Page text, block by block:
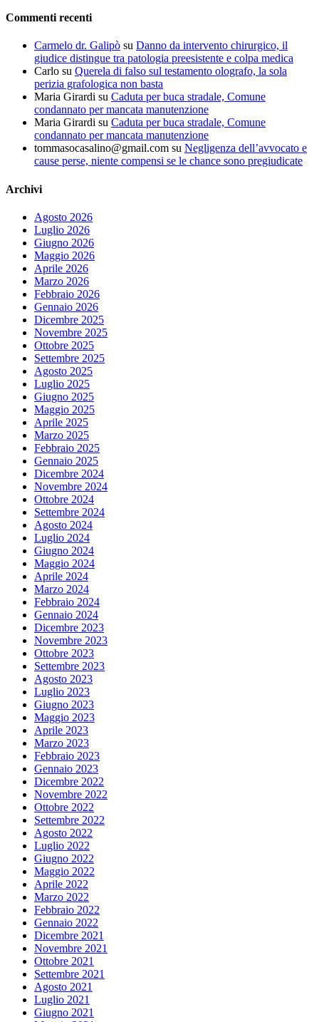
Commenti recenti
Carmelo dr. Galipò su Danno da intervento chirurgico, il
giudice distingue tra patologia preesistente e colpa medica
Carlo su Querela di falso sul testamento olografo, la sola
perizia grafologica non basta
Maria Girardi su Caduta per buca stradale, Comune
condannato per mancata manutenzione
Maria Girardi su Caduta per buca stradale, Comune
condannato per mancata manutenzione
tommasocasalino@gmail.com su Negligenza dell’avvocato e
cause perse, niente compensi se le chance sono pregiudicate
Archivi
Agosto 2026
Luglio 2026
Giugno 2026
Maggio 2026
Aprile 2026
Marzo 2026
Febbraio 2026
Gennaio 2026
Dicembre 2025
Novembre 2025
Ottobre 2025
Settembre 2025
Agosto 2025
Luglio 2025
Giugno 2025
Maggio 2025
Aprile 2025
Marzo 2025
Febbraio 2025
Gennaio 2025
Dicembre 2024
Novembre 2024
Ottobre 2024
Settembre 2024
Agosto 2024
Luglio 2024
Giugno 2024
Maggio 2024
Aprile 2024
Marzo 2024
Febbraio 2024
Gennaio 2024
Dicembre 2023
Novembre 2023
Ottobre 2023
Settembre 2023
Agosto 2023
Luglio 2023
Giugno 2023
Maggio 2023
Aprile 2023
Marzo 2023
Febbraio 2023
Gennaio 2023
Dicembre 2022
Novembre 2022
Ottobre 2022
Settembre 2022
Agosto 2022
Luglio 2022
Giugno 2022
Maggio 2022
Aprile 2022
Marzo 2022
Febbraio 2022
Gennaio 2022
Dicembre 2021
Novembre 2021
Ottobre 2021
Settembre 2021
Agosto 2021
Luglio 2021
Giugno 2021